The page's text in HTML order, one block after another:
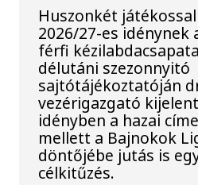
Huszonkét
2026/27-es idénynek
férfi
délutáni szezonnyitó
sajtótájékoztatóján
vezérigazgató
idényben a hazai
mellett a Bajnokok
döntőjébe jutás is
célkitűzés.